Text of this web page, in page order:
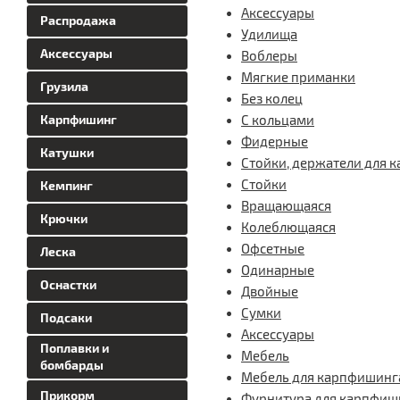
Распродажа
Аксессуары
Грузила
Карпфишинг
Катушки
Кемпинг
Крючки
Леска
Оснастки
Подсаки
Поплавки и
бомбарды
Прикорм
Аксессуары
Удилища
Воблеры
Мягкие приманки
Без колец
С кольцами
Фидерные
Стойки, держатели для
Стойки
Вращающаяся
Колеблющаяся
Офсетные
Одинарные
Двойные
Сумки
Аксессуары
Мебель
Мебель для